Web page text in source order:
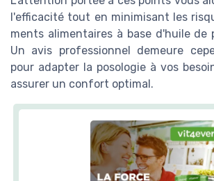
l'efficacité tout en minimisant les
ments alimentaires à base d'huile de
Un avis professionnel demeure
pour adapter la posologie à vos
assurer un confort optimal.